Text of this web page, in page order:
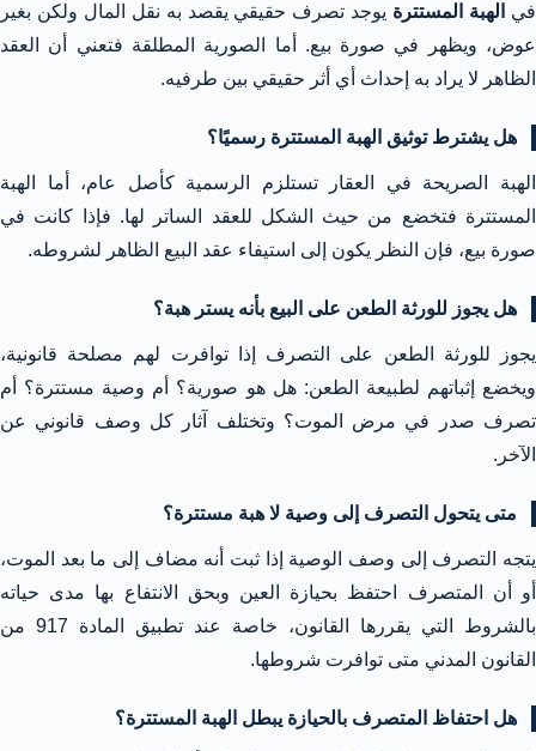
في الهبة المستترة يوجد تصرف حقيقي يقصد به نقل المال ولكن بغير
عوض، ويظهر في صورة بيع. أما الصورية المطلقة فتعني أن العقد
الظاهر لا يراد به إحداث أي أثر حقيقي بين طرفيه.
هل يشترط توثيق الهبة المستترة رسميًا؟
الهبة الصريحة في العقار تستلزم الرسمية كأصل عام، أما الهبة
المستترة فتخضع من حيث الشكل للعقد الساتر لها. فإذا كانت في
صورة بيع، فإن النظر يكون إلى استيفاء عقد البيع الظاهر لشروطه.
هل يجوز للورثة الطعن على البيع بأنه يستر هبة؟
يجوز للورثة الطعن على التصرف إذا توافرت لهم مصلحة قانونية،
ويخضع إثباتهم لطبيعة الطعن: هل هو صورية؟ أم وصية مستترة؟ أم
تصرف صدر في مرض الموت؟ وتختلف آثار كل وصف قانوني عن
الآخر.
متى يتحول التصرف إلى وصية لا هبة مستترة؟
يتجه التصرف إلى وصف الوصية إذا ثبت أنه مضاف إلى ما بعد الموت،
أو أن المتصرف احتفظ بحيازة العين وبحق الانتفاع بها مدى حياته
بالشروط التي يقررها القانون، خاصة عند تطبيق المادة 917 من
القانون المدني متى توافرت شروطها.
هل احتفاظ المتصرف بالحيازة يبطل الهبة المستترة؟